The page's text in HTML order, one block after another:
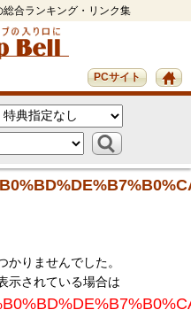
合ランキング・リンク集
PCサイト
りませんでした。
示されている場合は